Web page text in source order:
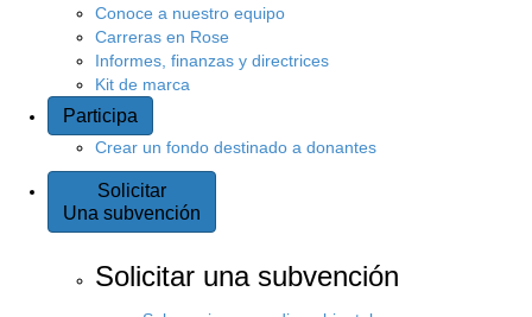
Conoce a nuestro equipo
Carreras en Rose
Informes, finanzas y directrices
Kit de marca
Participa
Crear un fondo destinado a donantes
Solicitar
Una subvención
Solicitar una subvención